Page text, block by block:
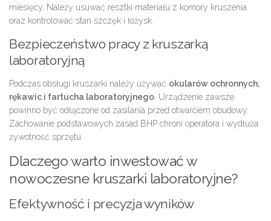
miesięcy. Należy usuwać resztki materiału z komory kruszenia
oraz kontrolować stan szczęk i łożysk.
Bezpieczeństwo pracy z kruszarką
laboratoryjną
Podczas obsługi kruszarki należy używać okularów ochronnych,
rękawic i fartucha laboratoryjnego . Urządzenie zawsze
powinno być odłączone od zasilania przed otwarciem obudowy.
Zachowanie podstawowych zasad BHP chroni operatora i wydłuża
żywotność sprzętu.
Dlaczego warto inwestować w
nowoczesne kruszarki laboratoryjne?
Efektywność i precyzja wyników